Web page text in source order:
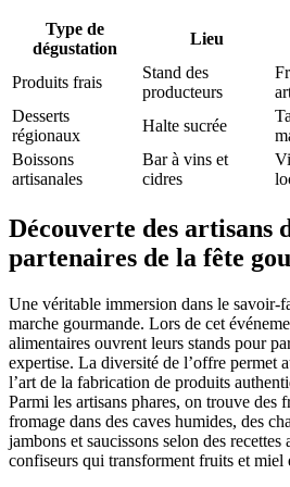
Type de
dégustation
Lieu
Produits frais
Stand des
producteurs
Desserts
régionaux
Halte sucrée
Boissons
artisanales
Bar à vins et
cidres
Découverte des artisans
partenaires de la fête
Une véritable immersion dans le savoir-
marche gourmande. Lors de cet
alimentaires ouvrent leurs stands pour
expertise. La diversité de l’offre permet
l’art de la fabrication de produits
Parmi les artisans phares, on trouve des
fromage dans des caves humides, des
jambons et saucissons selon des recettes
confiseurs qui transforment fruits et miel